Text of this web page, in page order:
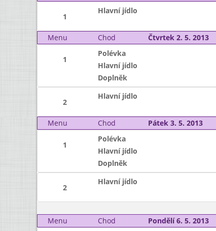
1
Hlavní jídlo
Menu Chod Čtvrtek 2. 5. 2013
1
Polévka
Hlavní jídlo
Doplněk
2
Hlavní jídlo
Menu Chod Pátek 3. 5. 2013
1
Polévka
Hlavní jídlo
Doplněk
2
Hlavní jídlo
Menu
Chod Pondělí 6. 5. 2013